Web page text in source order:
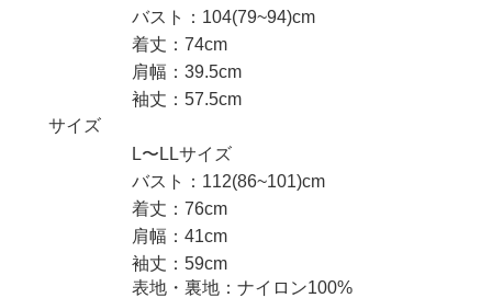
サイズ
バスト：104(79~94)cm
着丈：74cm
肩幅：39.5cm
袖丈：57.5cm
L〜LLサイズ
バスト：112(86~101)cm
着丈：76cm
肩幅：41cm
袖丈：59cm
表地・裏地：ナイロン100%